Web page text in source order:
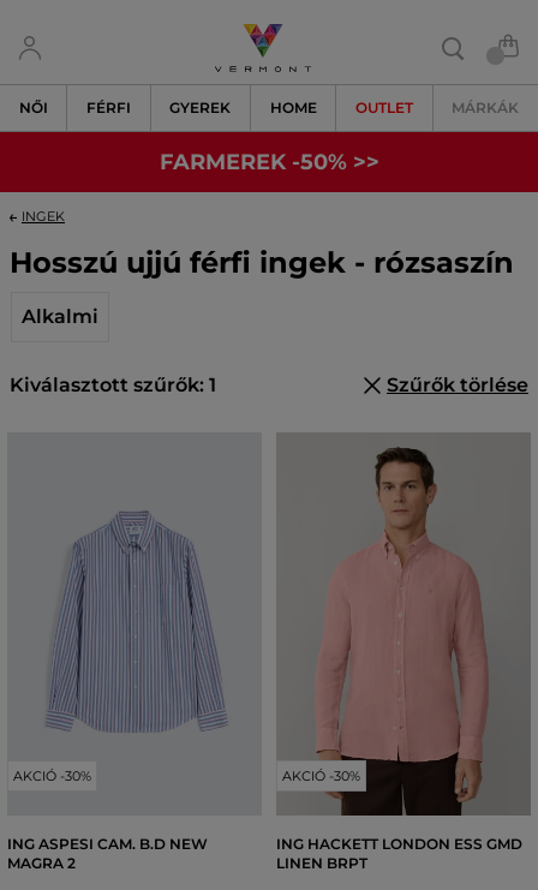
NŐI FÉRFI GYEREK HOME OUTLET MÁRKÁK
FARMEREK -50% >>
INGEK
Hosszú ujjú férfi ingek - rózsaszín
Alkalmi
Kiválasztott szűrők: 1 Szűrők törlése
AKCIÓ -30%
ING ASPESI CAM. B.D NEW
MAGRA 2
AKCIÓ -30%
ING HACKETT LONDON ESS GMD
LINEN BRPT